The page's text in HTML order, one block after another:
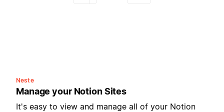
Neste
Manage your Notion Sites
It's easy to view and manage all of your Notion